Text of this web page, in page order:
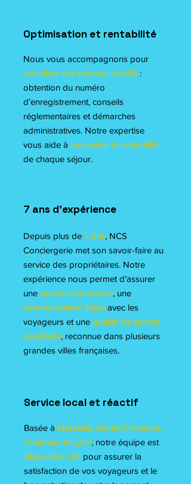
Optimisation et rentabilité
Nous vous accompagnons pour
optimiser vos revenus locatifs :
obtention du numéro
d’enregistrement, conseils
réglementaires et démarches
administratives. Notre expertise
vous aide à maximiser la rentabilité
de chaque séjour.
7 ans d’expérience
Depuis plus de 7 ans, NCS
Conciergerie met son savoir-faire au
service des propriétaires. Notre
expérience nous permet d’assurer
une gestion rigoureuse, une
communication fluideavec les
voyageurs et une qualité de service
constante, reconnue dans plusieurs
grandes villes françaises.
Service local et réactif
Basée à Marseille, Aix-en-Provence,
Toulouse et Lyon, notre équipe est
disponible 7j/7 pour assurer la
satisfaction de vos voyageurs et le